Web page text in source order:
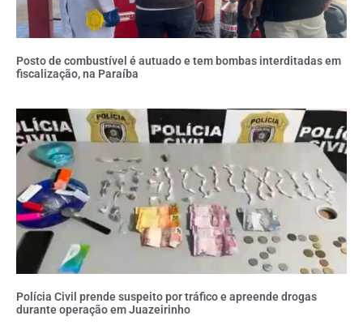
Posto de combustível é autuado e tem bombas interditadas em
fiscalização, na Paraíba
Polícia Civil prende suspeito por tráfico e apreende drogas
durante operação em Juazeirinho